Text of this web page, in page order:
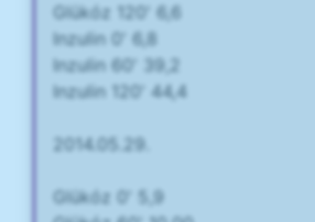
Glükóz 120' 6,6
Inzulin 0' 6,8
Inzulin 60' 39,2
Inzulin 120' 44,4
2014.05.29.
Glükóz 0' 5,9